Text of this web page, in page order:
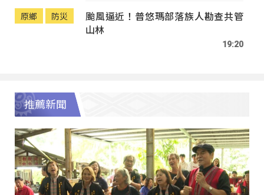
原鄉 防災
颱風逼近！普悠瑪部落族人勘查共管
山林
19:20
推薦新聞